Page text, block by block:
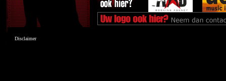
Disclaimer